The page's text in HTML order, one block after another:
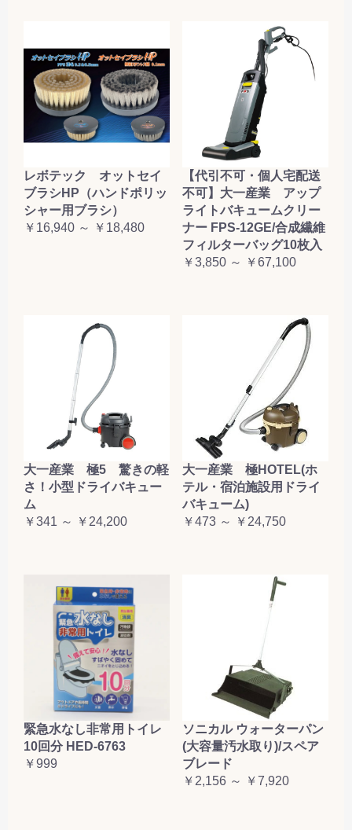
レボテック オットセイ
ブラシHP（ハンドポリッ
シャー用ブラシ）
￥16,940 ～ ￥18,480
【代引不可・個人宅配送
不可】大一産業 アップ
ライトバキュームクリー
ナー FPS-12GE/合成繊維
フィルターバッグ10枚入
￥3,850 ～ ￥67,100
大一産業 極5 驚きの軽
さ！小型ドライバキュー
ム
￥341 ～ ￥24,200
大一産業 極HOTEL(ホ
テル・宿泊施設用ドライ
バキューム)
￥473 ～ ￥24,750
緊急水なし非常用トイレ
10回分 HED-6763
￥999
ソニカル ウォーターパン
(大容量汚水取り)/スペア
ブレード
￥2,156 ～ ￥7,920